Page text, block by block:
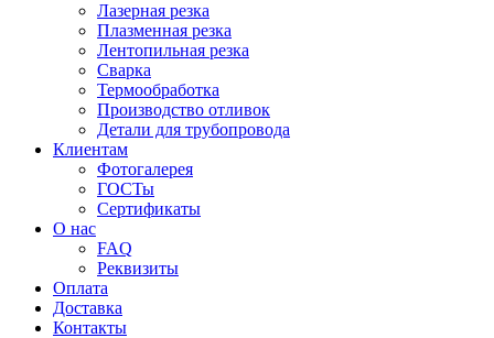
Лазерная резка
Плазменная резка
Лентопильная резка
Сварка
Термообработка
Производство отливок
Детали для трубопровода
Клиентам
Фотогалерея
ГОСТы
Сертификаты
О нас
FAQ
Реквизиты
Оплата
Доставка
Контакты